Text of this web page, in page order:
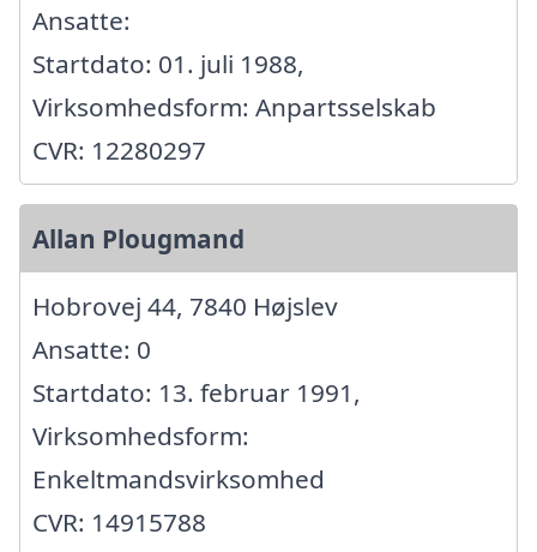
Ansatte:
Startdato: 01. juli 1988,
Virksomhedsform: Anpartsselskab
CVR: 12280297
Allan Plougmand
Hobrovej 44, 7840 Højslev
Ansatte: 0
Startdato: 13. februar 1991,
Virksomhedsform:
Enkeltmandsvirksomhed
CVR: 14915788